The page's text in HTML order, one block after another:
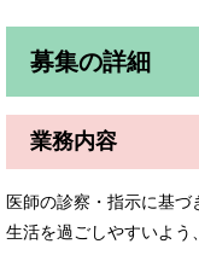
募集の詳細
業務内容
医師の診察・指示に基
生活を過ごしやすいよう